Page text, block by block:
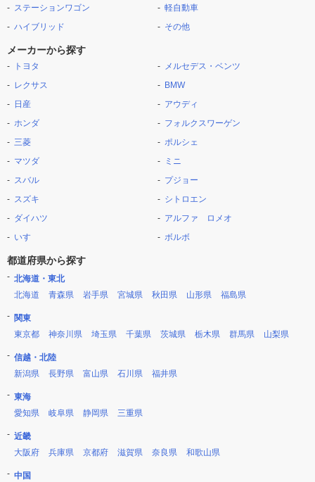
ステーションワゴン
ハイブリッド
軽自動車
その他
メーカーから探す
トヨタ
レクサス
日産
ホンダ
三菱
マツダ
スバル
スズキ
ダイハツ
いすゞ
メルセデス・ベンツ
BMW
アウディ
フォルクスワーゲン
ポルシェ
ミニ
プジョー
シトロエン
アルファ ロメオ
ボルボ
都道府県から探す
北海道・東北
北海道
青森県 岩手県 宮城県 秋田県 山形県 福島県
関東
東京都
神奈川県 埼玉県 千葉県 茨城県 栃木県 群馬県 山梨県
信越・北陸
新潟県
長野県 富山県 石川県 福井県
東海
愛知県
岐阜県 静岡県 三重県
近畿
大阪府
兵庫県 京都府 滋賀県 奈良県 和歌山県
中国